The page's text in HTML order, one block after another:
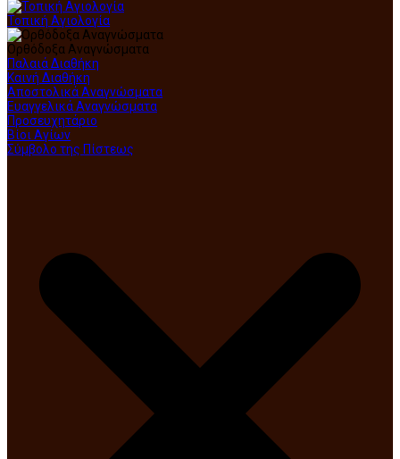
Τοπική Αγιολογία
Ορθόδοξα Αναγνώσματα
Παλαιά Διαθήκη
Καινή Διαθήκη
Αποστολικά Αναγνώσματα
Ευαγγελικά Αναγνώσματα
Προσευχητάριο
Βίοι Αγίων
Σύμβολο της Πίστεως